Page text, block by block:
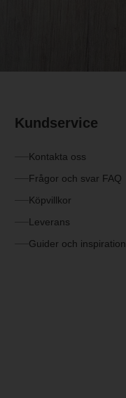
Kundservice
Kontakta oss
Frågor och svar FAQ
Köpvillkor
Leverans
Guider och inspiration